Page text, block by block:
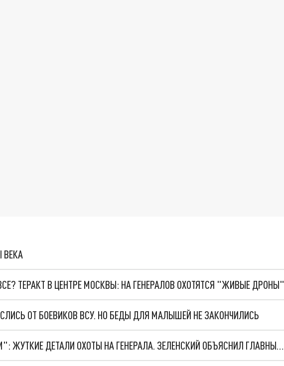
ВЕКА
ТЕРАКТ В ЦЕНТРЕ МОСКВЫ: НА ГЕНЕРАЛОВ ОХОТЯТСЯ "ЖИВЫЕ ДРОНЫ"
ОТ БОЕВИКОВ ВСУ. НО БЕДЫ ДЛЯ МАЛЫШЕЙ НЕ ЗАКОНЧИЛИСЬ
"МЫ ВАС ЗАСТАВИМ": ЖУТКИЕ ДЕТАЛИ ОХОТЫ НА ГЕНЕРАЛА. ЗЕЛЕНСКИЙ ОБЪЯСНИЛ ГЛАВНЫЙ СМЫСЛ ТЕРАКТА В ЦЕНТРЕ МОСКВЫ